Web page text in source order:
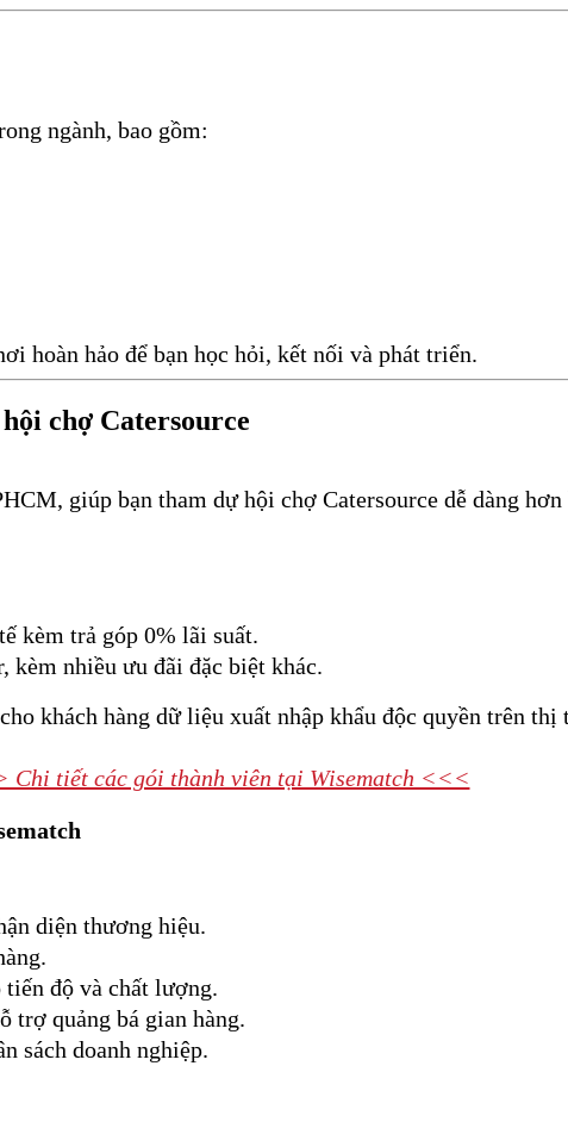
ngành, bao gồm:
hoàn hảo để bạn học hỏi, kết nối và phát triển.
chợ Catersource
giúp bạn tham dự hội chợ Catersource dễ dàng
kèm trả góp 0% lãi suất.
kèm nhiều ưu đãi đặc biệt khác.
khách hàng dữ liệu xuất nhập khẩu độc quyền trên
Chi tiết các gói thành viên tại Wisematch <<<
diện thương hiệu.
độ và chất lượng.
trợ quảng bá gian hàng.
sách doanh nghiệp.